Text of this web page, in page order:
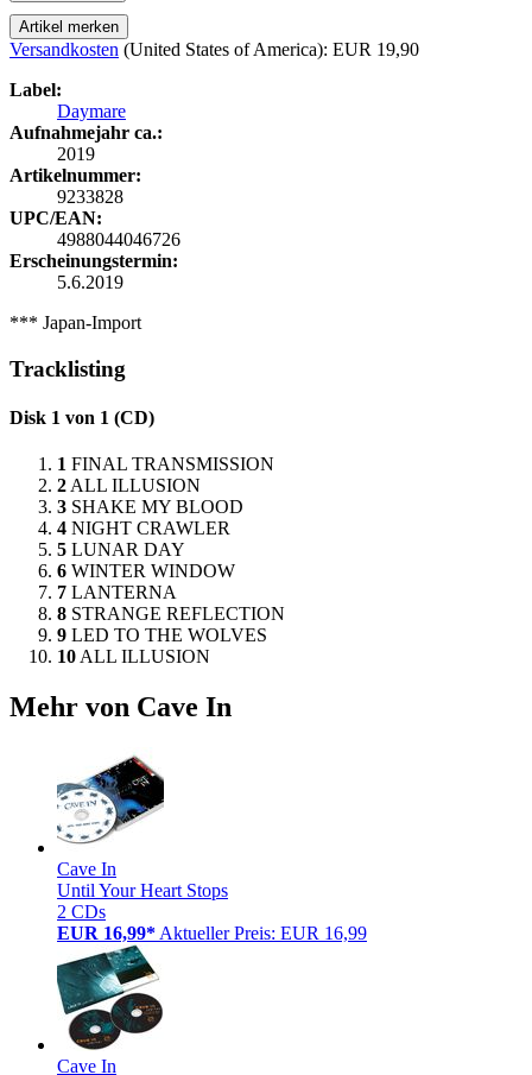
Artikel merken
Versandkosten (United States of America): EUR 19,90
Label:
Daymare
Aufnahmejahr ca.:
2019
Artikelnummer:
9233828
UPC/EAN:
4988044046726
Erscheinungstermin:
5.6.2019
*** Japan-Import
Tracklisting
Disk 1 von 1 (CD)
1 FINAL TRANSMISSION
2 ALL ILLUSION
3 SHAKE MY BLOOD
4 NIGHT CRAWLER
5 LUNAR DAY
6 WINTER WINDOW
7 LANTERNA
8 STRANGE REFLECTION
9 LED TO THE WOLVES
10 ALL ILLUSION
Mehr von Cave In
Cave In
Until Your Heart Stops
2 CDs
EUR 16,99* Aktueller Preis: EUR 16,99
Cave In